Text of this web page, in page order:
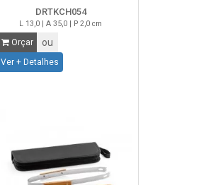
DRTKCH054
L 13,0 | A 35,0 | P 2,0 cm
Orçar ou
Ver + Detalhes